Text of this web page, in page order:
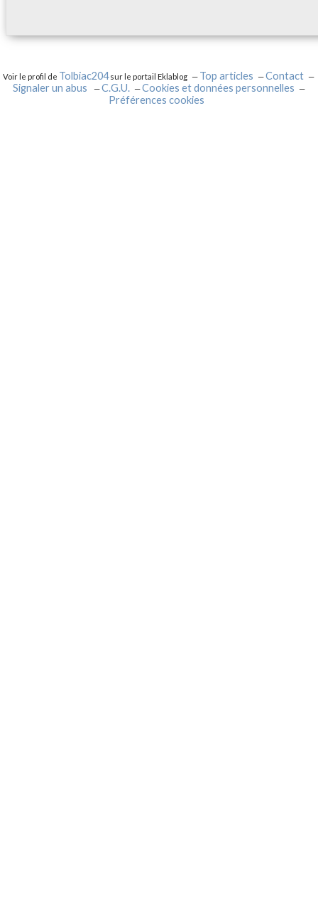
Voir le profil de Tolbiac204sur le portail Eklablog Top articles
Contact
Signaler un abus
C.G.U.
Cookies et données personnelles
Préférences cookies